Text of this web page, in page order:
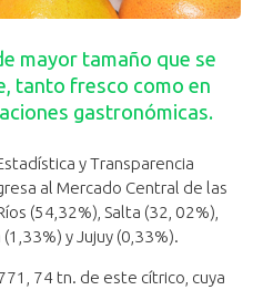
mayor tamaño que se
tanto fresco como en
gastronómicas.
y Transparencia
al Mercado Central de las
(54,32%), Salta (32, 02%),
y Jujuy (0,33%).
74 tn. de este cítrico, cuya